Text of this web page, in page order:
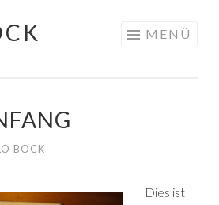
MENÜ
BOCK
Dies ist